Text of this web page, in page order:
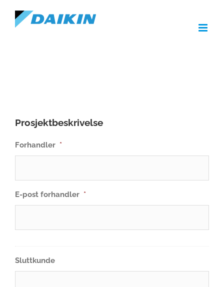
content
Prosjektbeskrivelse
Forhandler *
E-post forhandler *
Sluttkunde